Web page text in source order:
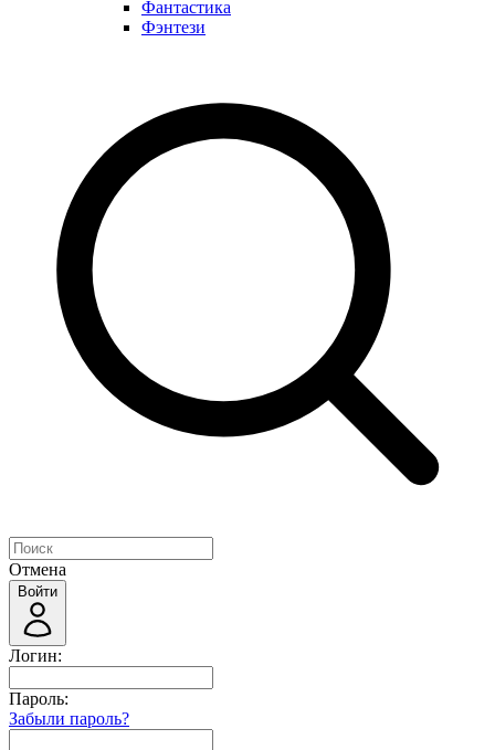
Фантастика
Фэнтези
Отмена
Войти
Логин:
Пароль:
Забыли пароль?